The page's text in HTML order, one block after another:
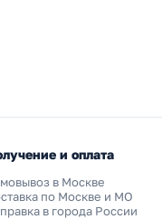
и оплата
в Москве
по Москве и МО
в города России